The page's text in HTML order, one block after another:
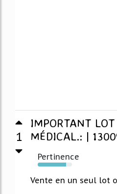
1
IMPORTANT
MÉDICAL.: |
Pertinence
83%
Vente en un seul lot